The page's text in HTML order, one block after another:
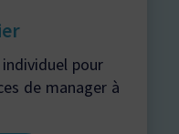
pour
de manager à